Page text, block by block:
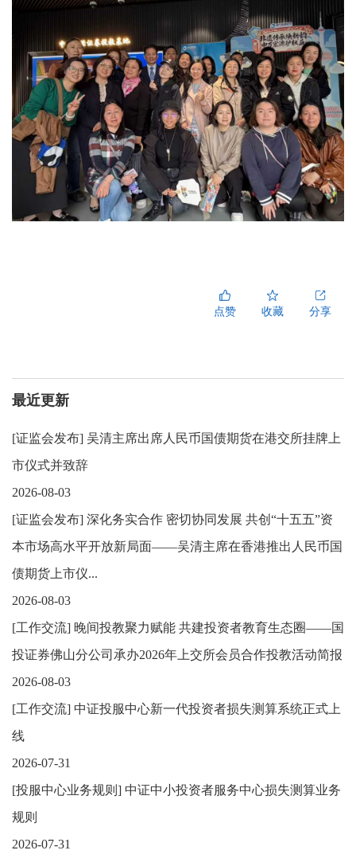
点赞 收藏 分享
最近更新
[证监会发布] 吴清主席出席人民币国债期货在港交所挂牌上
市仪式并致辞
2026-08-03
[证监会发布] 深化务实合作 密切协同发展 共创“十五五”资
本市场高水平开放新局面——吴清主席在香港推出人民币国
债期货上市仪...
2026-08-03
[工作交流] 晚间投教聚力赋能 共建投资者教育生态圈——国
投证券佛山分公司承办2026年上交所会员合作投教活动简报
2026-08-03
[工作交流] 中证投服中心新一代投资者损失测算系统正式上
线
2026-07-31
[投服中心业务规则 ] 中证中小投资者服务中心损失测算业务
规则
2026-07-31